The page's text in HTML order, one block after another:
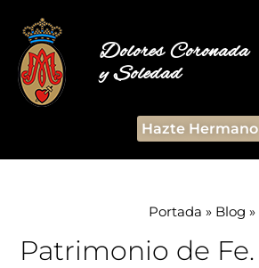
Dolores Coronada
y Soledad
Hazte Hermano
Portada » Blog »
Patrimonio de Fe.